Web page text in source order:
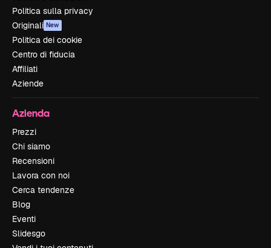
Politica sulla privacy
Originali New
Politica dei cookie
Centro di fiducia
Affiliati
Aziende
Azienda
Prezzi
Chi siamo
Recensioni
Lavora con noi
Cerca tendenze
Blog
Eventi
Slidesgo